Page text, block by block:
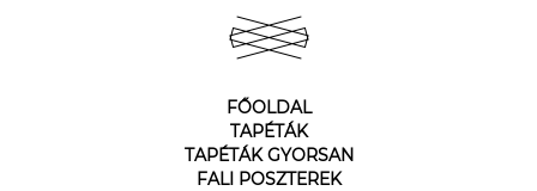
FŐOLDAL
TAPÉTÁK
TAPÉTÁK GYORSAN
FALI POSZTEREK